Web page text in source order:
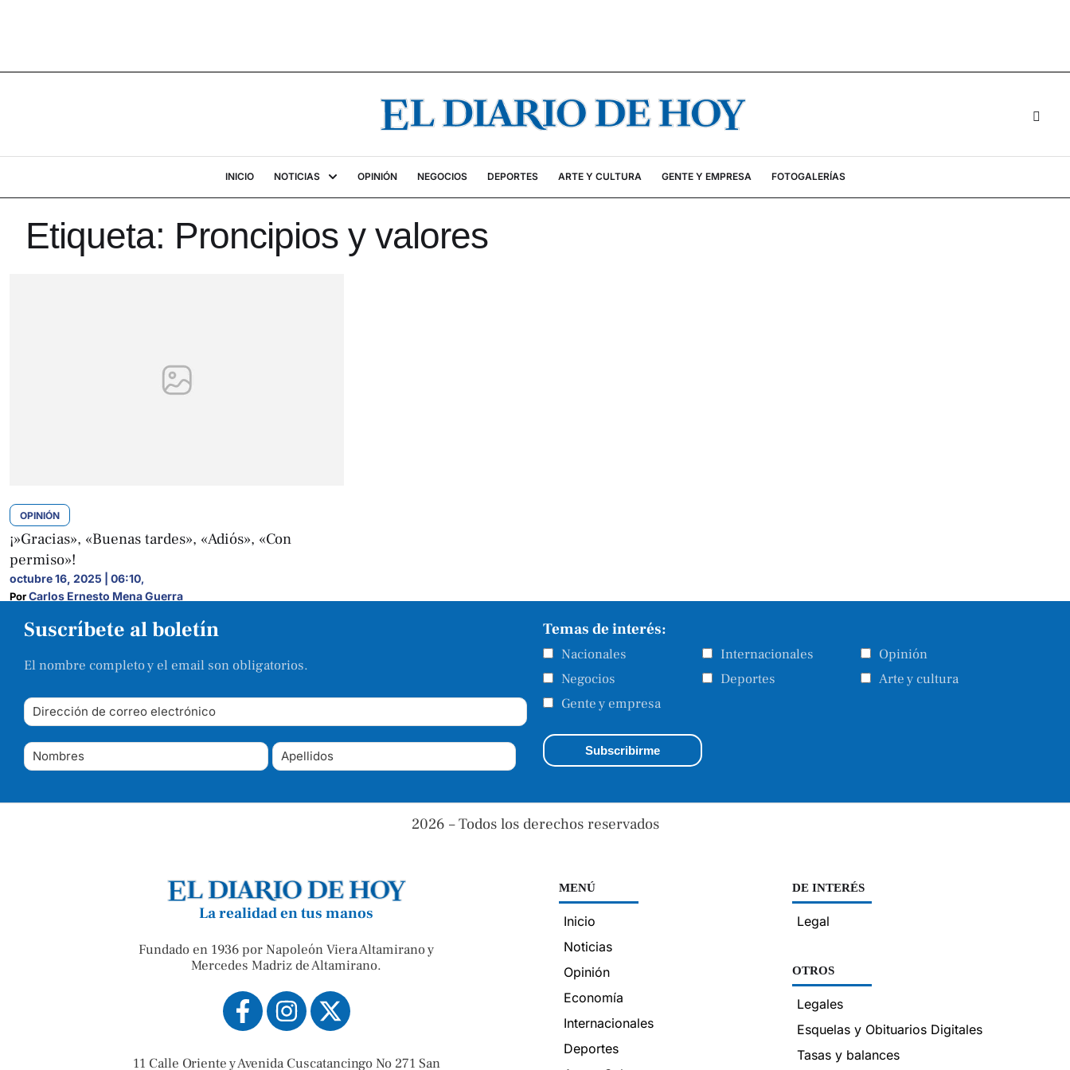
INICIO NOTICIAS OPINIÓN NEGOCIOS DEPORTES ARTE Y CULTURA GENTE Y EMPRESA FOTOGALERÍAS
Etiqueta: Proncipios y valores
OPINIÓN
¡»Gracias», «Buenas tardes», «Adiós», «Con
permiso»!
octubre 16, 2025 | 06:10,
Por Carlos Ernesto Mena Guerra
Suscríbete al boletín
El nombre completo y el email son obligatorios.
Temas de interés:
Nacionales Internacionales
Opinión
Negocios
Deportes
Arte y cultura
Gente y empresa
2026 – Todos los derechos reservados
La realidad en tus manos
Fundado en 1936 por Napoleón Viera Altamirano y
Mercedes Madriz de Altamirano.
11 Calle Oriente y Avenida Cuscatancingo No 271 San
MENÚ
Inicio
Noticias
Opinión
Economía
Internacionales
Deportes
DE INTERÉS
Legal
OTROS
Legales
Esquelas y Obituarios Digitales
Tasas y balances